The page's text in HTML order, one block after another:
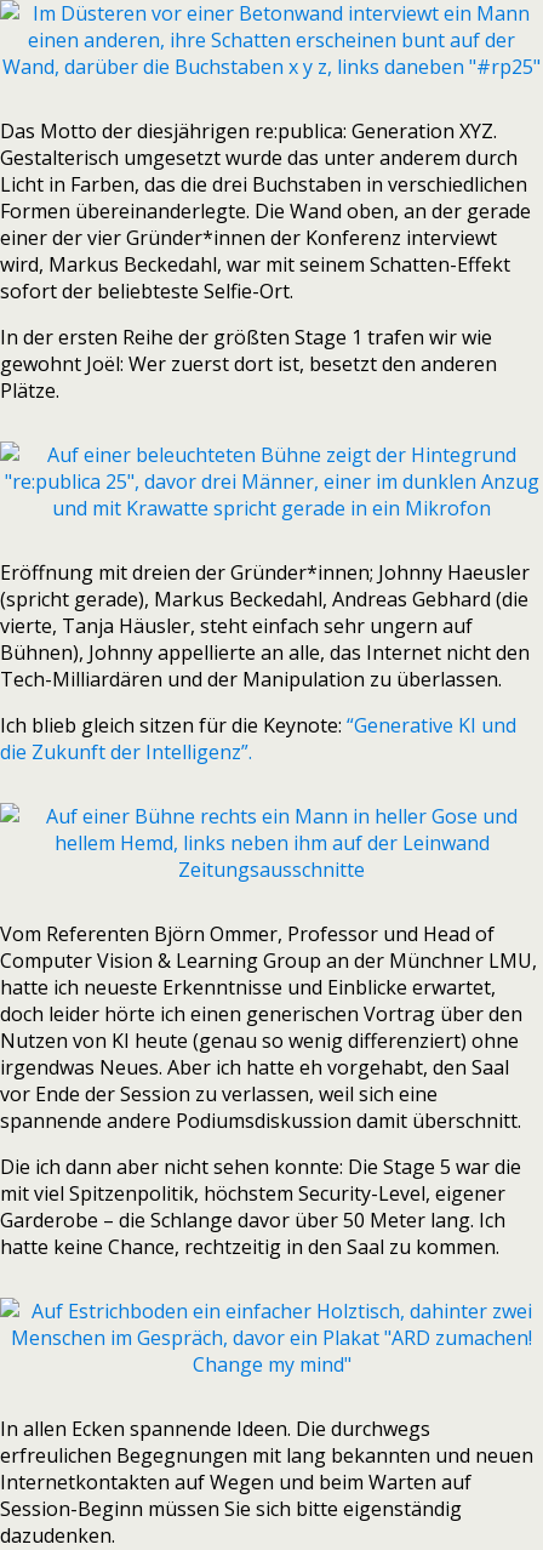
Das Motto der diesjährigen re:publica: Generation XYZ.
Gestalterisch umgesetzt wurde das unter anderem durch
Licht in Farben, das die drei Buchstaben in verschiedlichen
Formen übereinanderlegte. Die Wand oben, an der gerade
einer der vier Gründer*innen der Konferenz interviewt
wird, Markus Beckedahl, war mit seinem Schatten-Effekt
sofort der beliebteste Selfie-Ort.
In der ersten Reihe der größten Stage 1 trafen wir wie
gewohnt Joël: Wer zuerst dort ist, besetzt den anderen
Plätze.
Eröffnung mit dreien der Gründer*innen; Johnny Haeusler
(spricht gerade), Markus Beckedahl, Andreas Gebhard (die
vierte, Tanja Häusler, steht einfach sehr ungern auf
Bühnen), Johnny appellierte an alle, das Internet nicht den
Tech-Milliardären und der Manipulation zu überlassen.
Ich blieb gleich sitzen für die Keynote: “Generative KI und
die Zukunft der Intelligenz”.
Vom Referenten Björn Ommer, Professor und Head of
Computer Vision & Learning Group an der Münchner LMU,
hatte ich neueste Erkenntnisse und Einblicke erwartet,
doch leider hörte ich einen generischen Vortrag über den
Nutzen von KI heute (genau so wenig differenziert) ohne
irgendwas Neues. Aber ich hatte eh vorgehabt, den Saal
vor Ende der Session zu verlassen, weil sich eine
spannende andere Podiumsdiskussion damit überschnitt.
Die ich dann aber nicht sehen konnte: Die Stage 5 war die
mit viel Spitzenpolitik, höchstem Security-Level, eigener
Garderobe – die Schlange davor über 50 Meter lang. Ich
hatte keine Chance, rechtzeitig in den Saal zu kommen.
In allen Ecken spannende Ideen. Die durchwegs
erfreulichen Begegnungen mit lang bekannten und neuen
Internetkontakten auf Wegen und beim Warten auf
Session-Beginn müssen Sie sich bitte eigenständig
dazudenken.